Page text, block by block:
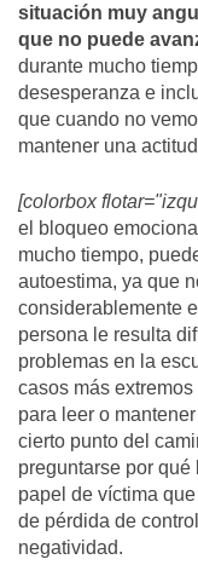
situación muy
que no puede
durante mucho
desesperanza e
que cuando no
mantener una
[colorbox
el bloqueo
mucho tiempo,
autoestima, ya que
considerablemente
persona le resulta
problemas en la
casos más
para leer o
cierto punto del
preguntarse por
papel de víctima
de pérdida de
negatividad.